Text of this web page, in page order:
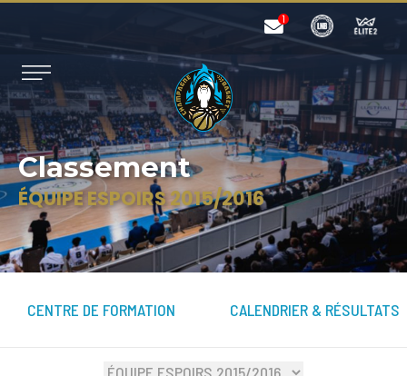
Classement
ÉQUIPE ESPOIRS 2015/2016
CENTRE DE FORMATION CALENDRIER & RÉSULTATS